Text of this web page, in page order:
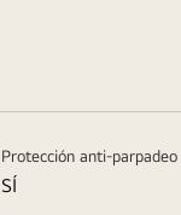
Protección anti-parpadeo
SÍ